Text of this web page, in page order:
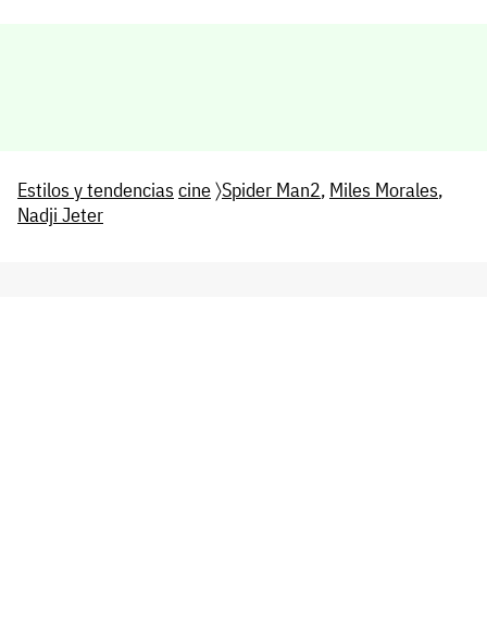
Estilos y tendencias cine〉Spider Man2, Miles Morales,
Nadji Jeter